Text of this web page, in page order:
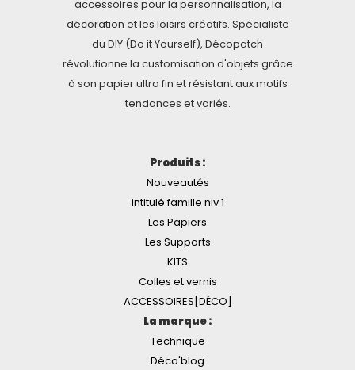
accessoires pour la personnalisation, la
décoration et les loisirs créatifs. Spécialiste
du DIY (Do it Yourself), Décopatch
révolutionne la customisation d'objets grâce
à son papier ultra fin et résistant aux motifs
tendances et variés.
Produits :
Nouveautés
intitulé famille niv 1
Les Papiers
Les Supports
KITS
Colles et vernis
ACCESSOIRES[DÉCO]
La marque :
Technique
Déco'blog